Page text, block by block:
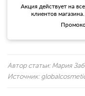
Акция действует на
клиентов
Автор статьи: Мария
Источник: